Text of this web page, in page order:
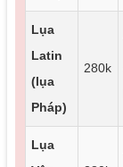
Lụa
Latin
(lụa
Pháp)
280k
Lụa